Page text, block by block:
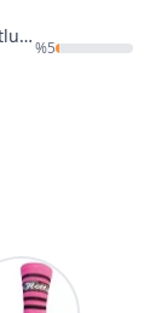
Pierre Cardin Microfiber Çocuk Külotlu Çorap Aida
%5